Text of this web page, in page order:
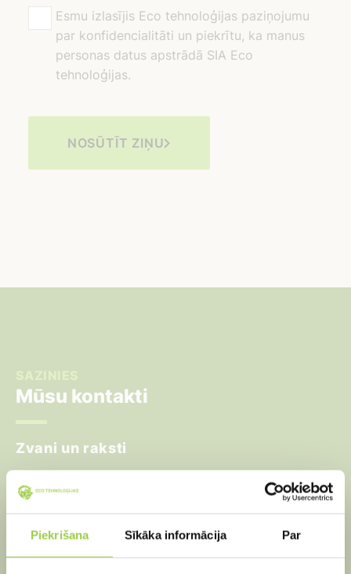
Piekrišana Sīkāka informācija Par
Esmu izlasījis Eco tehnoloģijas paziņojumu
par konfidencialitāti un piekrītu, ka manus
personas datus apstrādā SIA Eco
tehnoloģijas.
NOSŪTĪT ZIŅU
Mūsu kontakti
Zvani un raksti
Bioloģiskās attīrīšanas iekārtas apkope